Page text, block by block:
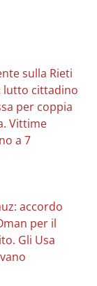
sulla Rieti
lutto cittadino
per coppia
Vittime
a 7
accordo
per il
Gli Usa